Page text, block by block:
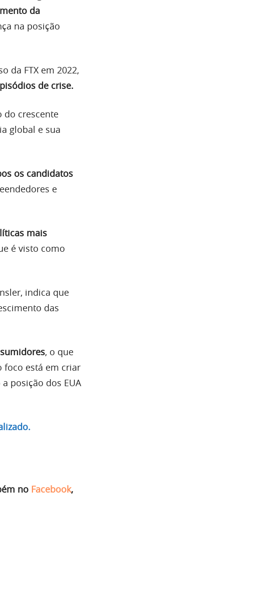
da
na posição
da FTX em 2022,
de crise.
do crescente
global e sua
os candidatos
e
mais
é visto como
indica que
das
, o que
foco está em criar
posição dos EUA
no Facebook,